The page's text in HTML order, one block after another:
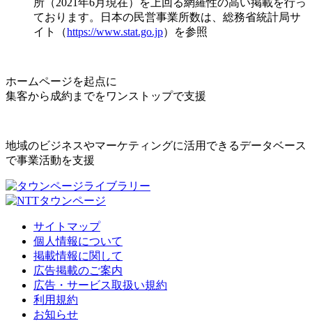
ております。日本の民営事業所数は、総務省統計局サ
イト（https://www.stat.go.jp）を参照
ホームページを起点に
集客から成約までをワンストップで支援
地域のビジネスやマーケティングに活用できるデータベース
で事業活動を支援
サイトマップ
個人情報について
掲載情報に関して
広告掲載のご案内
広告・サービス取扱い規約
利用規約
お知らせ